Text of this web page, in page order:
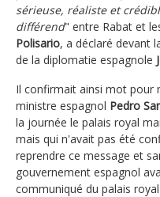
sérieuse, réaliste et
différend" entre Rabat et
Polisario, a déclaré devant
de la diplomatie espagnole
Il confirmait ainsi mot pour
ministre espagnol Pedro
la journée le palais royal
mais qui n'avait pas été
reprendre ce message et
gouvernement espagnol
communiqué du palais